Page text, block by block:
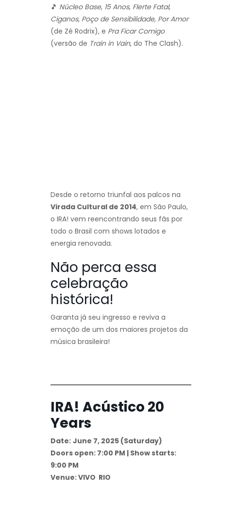
🎵 Núcleo Base, 15 Anos, Flerte Fatal,
Ciganos, Poço de Sensibilidade, Por Amor
(de Zé Rodrix), e Pra Ficar Comigo
(versão de Train in Vain, do The Clash).
Desde o retorno triunfal aos palcos na
Virada Cultural de 2014, em São Paulo,
o IRA! vem reencontrando seus fãs por
todo o Brasil com shows lotados e
energia renovada.
Não perca essa
celebração
histórica!
Garanta já seu ingresso e reviva a
emoção de um dos maiores projetos da
música brasileira!
IRA! Acústico 20
Years
Date: June 7, 2025 (Saturday)
Doors open: 7:00 PM | Show starts:
9:00 PM
Venue: VIVO RIO